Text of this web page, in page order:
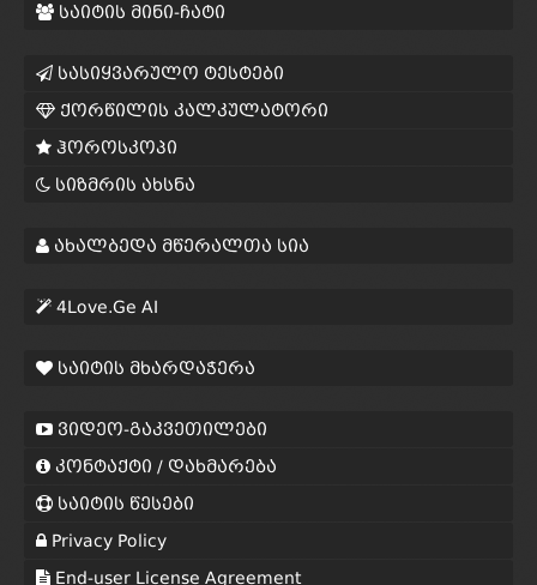
საიტის მინი-ჩატი
სასიყვარულო ტესტები
ქორწილის კალკულატორი
ჰოროსკოპი
სიზმრის ახსნა
ახალბედა მწერალთა სია
4Love.Ge AI
საიტის მხარდაჭერა
ვიდეო-გაკვეთილები
კონტაქტი / დახმარება
საიტის წესები
Privacy Policy
End-user License Agreement